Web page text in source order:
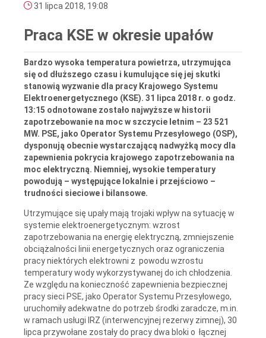
31 lipca 2018, 19:08
Praca KSE w okresie upałów
Bardzo wysoka temperatura powietrza, utrzymująca
się od dłuższego czasu i kumulujące się jej skutki
stanowią wyzwanie dla pracy Krajowego Systemu
Elektroenergetycznego (KSE). 31 lipca 2018 r. o godz.
13:15 odnotowane zostało najwyższe w historii
zapotrzebowanie na moc w szczycie letnim – 23 521
MW. PSE, jako Operator Systemu Przesyłowego (OSP),
dysponują obecnie wystarczającą nadwyżką mocy dla
zapewnienia pokrycia krajowego zapotrzebowania na
moc elektryczną. Niemniej, wysokie temperatury
powodują – występujące lokalnie i przejściowo –
trudności sieciowe i bilansowe.
Utrzymujące się upały mają trojaki wpływ na sytuację w
systemie elektroenergetycznym: wzrost
zapotrzebowania na energię elektryczną, zmniejszenie
obciążalności linii energetycznych oraz ograniczenia
pracy niektórych elektrowni z powodu wzrostu
temperatury wody wykorzystywanej do ich chłodzenia.
Ze względu na konieczność zapewnienia bezpiecznej
pracy sieci PSE, jako Operator Systemu Przesyłowego,
uruchomiły adekwatne do potrzeb środki zaradcze, m.in.
w ramach usługi IRZ (interwencyjnej rezerwy zimnej), 30
lipca przywołane zostały do pracy dwa bloki o łącznej